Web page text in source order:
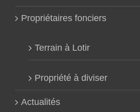
Propriétaires fonciers
Terrain à Lotir
Propriété à diviser
Actualités